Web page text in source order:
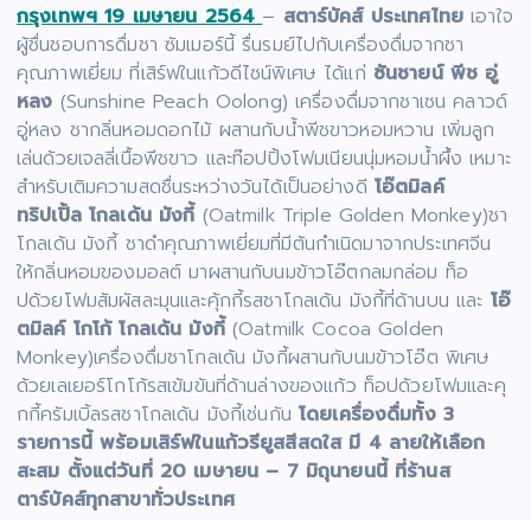
กรุงเทพฯ 19 เมษายน 2564– สตาร์บัคส์ ประเทศไทยเอาใจ
ผู้ชื่นชอบการดื่มชา ซัมเมอร์นี้ รื่นรมย์ไปกับเครื่องดื่มจากชา
คุณภาพเยี่ยม ที่เสิร์ฟในแก้วดีไซน์พิเศษ ได้แก่ ซันชายน์ พีช อู่
หลง (Sunshine Peach Oolong) เครื่องดื่มจากชาเซน คลาวด์
อู่หลง ชากลิ่นหอมดอกไม้ ผสานกับน้ำพีชขาวหอมหวาน เพิ่มลูก
เล่นด้วยเจลลี่เนื้อพีชขาว และท๊อปปิ้งโฟมเนียนนุ่มหอมน้ำผึ้ง เหมาะ
สำหรับเติมความสดชื่นระหว่างวันได้เป็นอย่างดี โอ๊ตมิลค์
ทริปเปิ้ล โกลเด้น มังกี้ (Oatmilk Triple Golden Monkey)ชา
โกลเด้น มังกี้ ชาดำคุณภาพเยี่ยมที่มีต้นกำเนิดมาจากประเทศจีน
ให้กลิ่นหอมของมอลต์ มาผสานกับนมข้าวโอ๊ตกลมกล่อม ท็อ
ปด้วยโฟมสัมผัสละมุนและคุ้กกี้รสชาโกลเด้น มังกี้ที่ด้านบน และ โอ๊
ตมิลค์ โกโก้ โกลเด้น มังกี้(Oatmilk Cocoa Golden
Monkey)เครื่องดื่มชาโกลเด้น มังกี้ผสานกับนมข้าวโอ๊ต พิเศษ
ด้วยเลเยอร์โกโก้รสเข้มข้นที่ด้านล่างของแก้ว ท็อปด้วยโฟมและคุ
กกี้ครัมเบิ้ลรสชาโกลเด้น มังกี้เช่นกัน โดยเครื่องดื่มทั้ง 3
รายการนี้ พร้อมเสิร์ฟในแก้วรียูสสีสดใส มี 4 ลายให้เลือก
สะสม ตั้งแต่วันที่ 20 เมษายน – 7 มิถุนายนนี้ ที่ร้านส
ตาร์บัคส์ทุกสาขาทั่วประเทศ